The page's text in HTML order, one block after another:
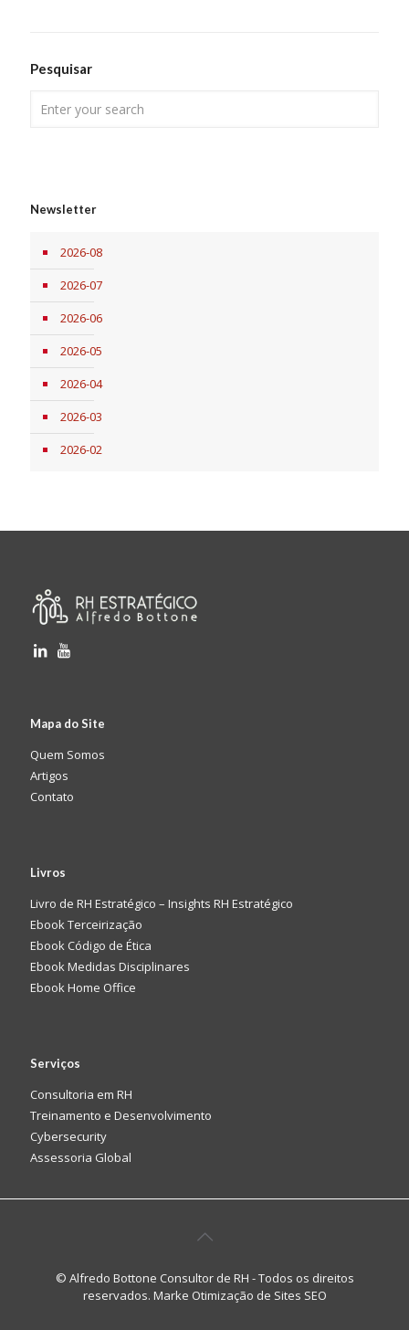
Pesquisar
Newsletter
2026-08
2026-07
2026-06
2026-05
2026-04
2026-03
2026-02
Mapa do Site
Quem Somos
Artigos
Contato
Livros
Livro de RH Estratégico – Insights RH Estratégico
Ebook Terceirização
Ebook Código de Ética
Ebook Medidas Disciplinares
Ebook Home Office
Serviços
Consultoria em RH
Treinamento e Desenvolvimento
Cybersecurity
Assessoria Global
© Alfredo Bottone Consultor de RH - Todos os direitos
reservados. Marke Otimização de Sites SEO